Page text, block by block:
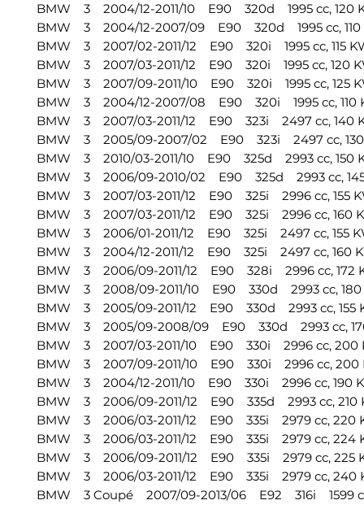
BMW 3 2004/12-2011/10 E90 320d 1995 cc, 120
BMW 3 2004/12-2007/09 E90 320d 1995 cc, 110
BMW 3 2007/02-2011/12 E90 320i 1995 cc, 115
BMW 3 2007/03-2011/12 E90 320i 1995 cc, 120
BMW 3 2007/09-2011/10 E90 320i 1995 cc, 125
BMW 3 2004/12-2007/08 E90 320i 1995 cc, 110
BMW 3 2007/03-2011/12 E90 323i 2497 cc, 140
BMW 3 2005/09-2007/02 E90 323i 2497 cc, 130
BMW 3 2010/03-2011/10 E90 325d 2993 cc, 150
BMW 3 2006/09-2010/02 E90 325d 2993 cc, 145
BMW 3 2007/03-2011/12 E90 325i 2996 cc, 155
BMW 3 2007/03-2011/12 E90 325i 2996 cc, 160
BMW 3 2006/01-2011/12 E90 325i 2497 cc, 155
BMW 3 2004/12-2011/12 E90 325i 2497 cc, 160
BMW 3 2006/09-2011/12 E90 328i 2996 cc, 172
BMW 3 2008/09-2011/10 E90 330d 2993 cc, 180
BMW 3 2005/09-2011/12 E90 330d 2993 cc, 155
BMW 3 2005/09-2008/09 E90 330d 2993 cc, 170
BMW 3 2007/03-2011/10 E90 330i 2996 cc, 200
BMW 3 2007/09-2011/10 E90 330i 2996 cc, 200
BMW 3 2004/12-2011/10 E90 330i 2996 cc, 190
BMW 3 2006/09-2011/12 E90 335d 2993 cc, 210
BMW 3 2006/03-2011/12 E90 335i 2979 cc, 220
BMW 3 2006/03-2011/12 E90 335i 2979 cc, 224
BMW 3 2006/09-2011/12 E90 335i 2979 cc, 225
BMW 3 2006/03-2011/12 E90 335i 2979 cc, 240
BMW 3 Coupé 2007/09-2013/06 E92 316i 1599